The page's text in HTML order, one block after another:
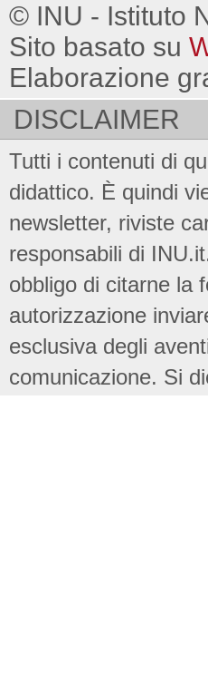
© INU - Istituto
Sito basato su
Elaborazione
DISCLAIMER
Tutti i contenuti di
didattico. È quindi
newsletter, riviste
responsabili di
obbligo di citarne la
autorizzazione
esclusiva degli
comunicazione. Si